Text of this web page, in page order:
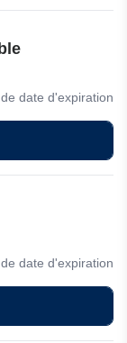
de réduction
date d'expiration
jours d'accès
date d'expiration